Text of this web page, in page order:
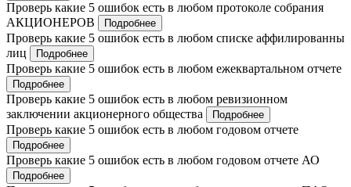
Проверь какие 5 ошибок есть в любом протоколе собрания
АКЦИОНЕРОВ
Подробнее
Проверь какие 5 ошибок есть в любом списке аффилированны
лиц
Подробнее
Проверь какие 5 ошибок есть в любом ежеквартальном отчете
Подробнее
Проверь какие 5 ошибок есть в любом ревизионном
заключении акционерного общества
Подробнее
Проверь какие 5 ошибок есть в любом годовом отчете
Подробнее
Проверь какие 5 ошибок есть в любом годовом отчете АО
Подробнее